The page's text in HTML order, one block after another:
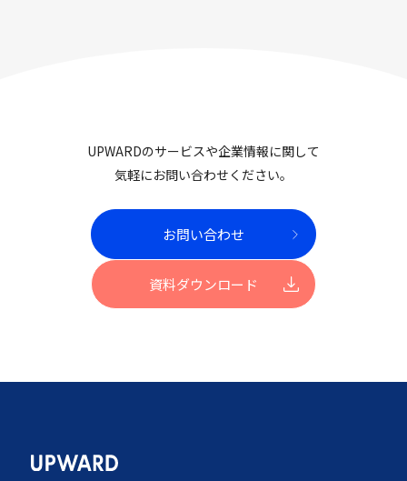
UPWARDのサービスや企業情報に関して
気軽にお問い合わせください。
お問い合わせ
資料ダウンロード